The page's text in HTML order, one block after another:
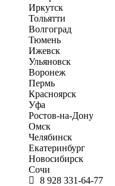
Иркутск
Тольятти
Волгоград
Тюмень
Ижевск
Ульяновск
Воронеж
Пермь
Красноярск
Уфа
Ростов-на-Дону
Омск
Челябинск
Екатеринбург
Новосибирск
Сочи
8 928 331-64-77